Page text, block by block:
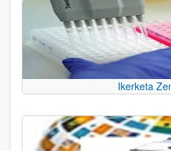
Ikerketa